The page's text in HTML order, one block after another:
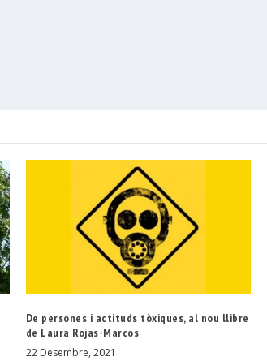
De persones i actituds tòxiques, al nou llibre
de Laura Rojas-Marcos
22 Desembre, 2021